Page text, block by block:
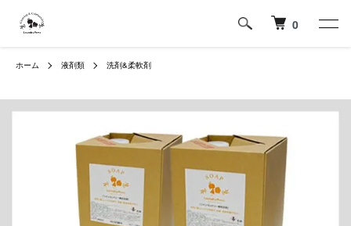
0
ホーム 液剤類 洗剤&柔軟剤